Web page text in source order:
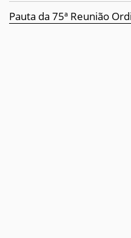
Pauta da 75ª Reunião